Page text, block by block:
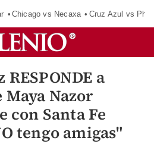
Chicago vs Necaxa Cruz Azul vs
a
Maya Nazor
con Santa Fe
tengo amigas"